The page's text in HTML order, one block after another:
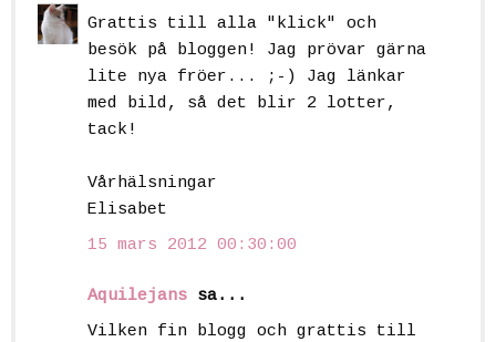
Grattis till alla "klick" och
besök på bloggen! Jag prövar gärna
lite nya fröer... ;-) Jag länkar
med bild, så det blir 2 lotter,
tack!
Vårhälsningar
Elisabet
15 mars 2012 00:30:00
Aquilejans sa...
Vilken fin blogg och grattis till